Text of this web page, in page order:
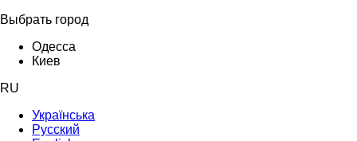
Выбрать город
Одесса
Киев
RU
Українська
Русский